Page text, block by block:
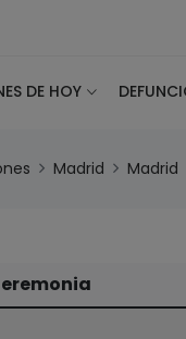
DE HOY
Madrid Madrid